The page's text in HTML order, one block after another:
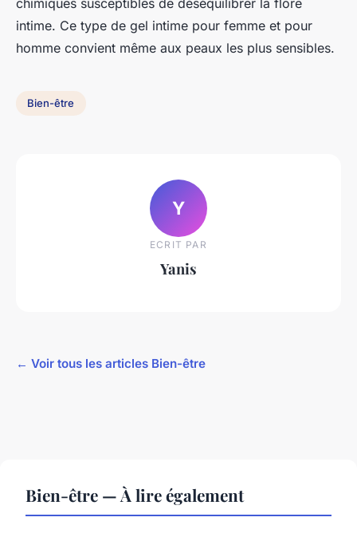
intime. Ce type de gel intime pour femme et pour
homme convient même aux peaux les plus sensibles.
Bien-être
Y
ECRIT PAR
Yanis
← Voir tous les articles Bien-être
Bien-être — À lire également